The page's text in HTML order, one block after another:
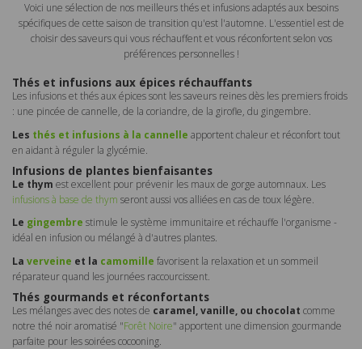
Voici une sélection de nos meilleurs thés et infusions adaptés aux besoins
spécifiques de cette saison de transition qu'est l'automne. L'essentiel est de
choisir des saveurs qui vous réchauffent et vous réconfortent selon vos
préférences personnelles !
Thés et infusions aux épices réchauffants
Les infusions et thés aux épices sont les saveurs reines dès les premiers froids
: une pincée de cannelle, de la coriandre, de la girofle, du gingembre.
Les thés et infusions à la cannelle apportent chaleur et réconfort tout
en aidant à réguler la glycémie.
Infusions de plantes bienfaisantes
Le thym est excellent pour prévenir les maux de gorge automnaux. Les
infusions à base de thym seront aussi vos alliées en cas de toux légère.
Le gingembre stimule le système immunitaire et réchauffe l'organisme -
idéal en infusion ou mélangé à d'autres plantes.
La verveine et la camomille favorisent la relaxation et un sommeil
réparateur quand les journées raccourcissent.
Thés gourmands et réconfortants
Les mélanges avec des notes de caramel, vanille, ou chocolat comme
notre thé noir aromatisé "Forêt Noire" apportent une dimension gourmande
parfaite pour les soirées cocooning.